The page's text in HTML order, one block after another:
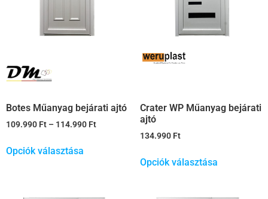
Botes Műanyag bejárati ajtó
109.990 Ft – 114.990 Ft
Opciók választása
Crater WP Műanyag bejárati
ajtó
134.990 Ft
Opciók választása